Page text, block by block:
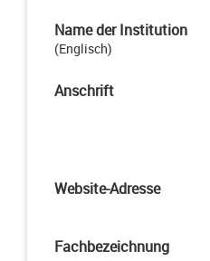
Name der Institution
(Englisch)
Anschrift
Website-Adresse
Fachbezeichnung